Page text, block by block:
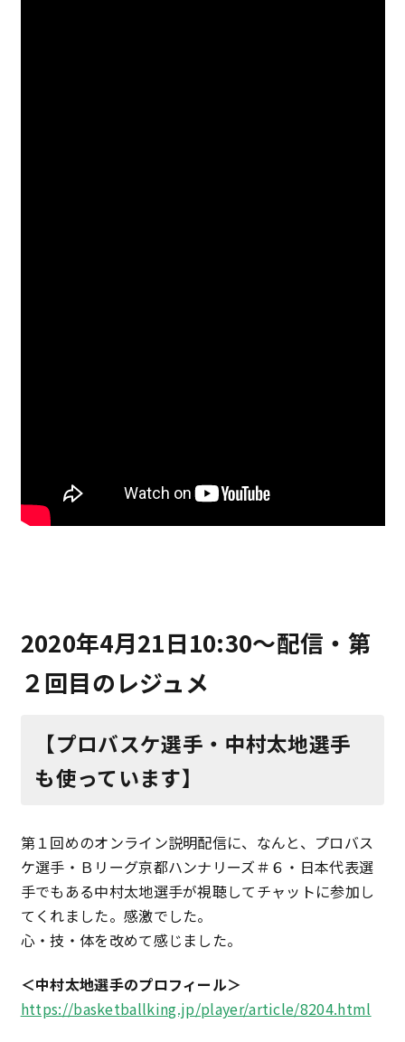
2020年4月21日10:30〜配信・第
２回目のレジュメ
【プロバスケ選手・中村太地選手
も使っています】
第１回めのオンライン説明配信に、なんと、プロバス
ケ選手・Ｂリーグ京都ハンナリーズ＃６・日本代表選
手でもある中村太地選手が視聴してチャットに参加し
てくれました。感激でした。
心・技・体を改めて感じました。
＜中村太地選手のプロフィール＞
https://basketballking.jp/player/article/8204.html